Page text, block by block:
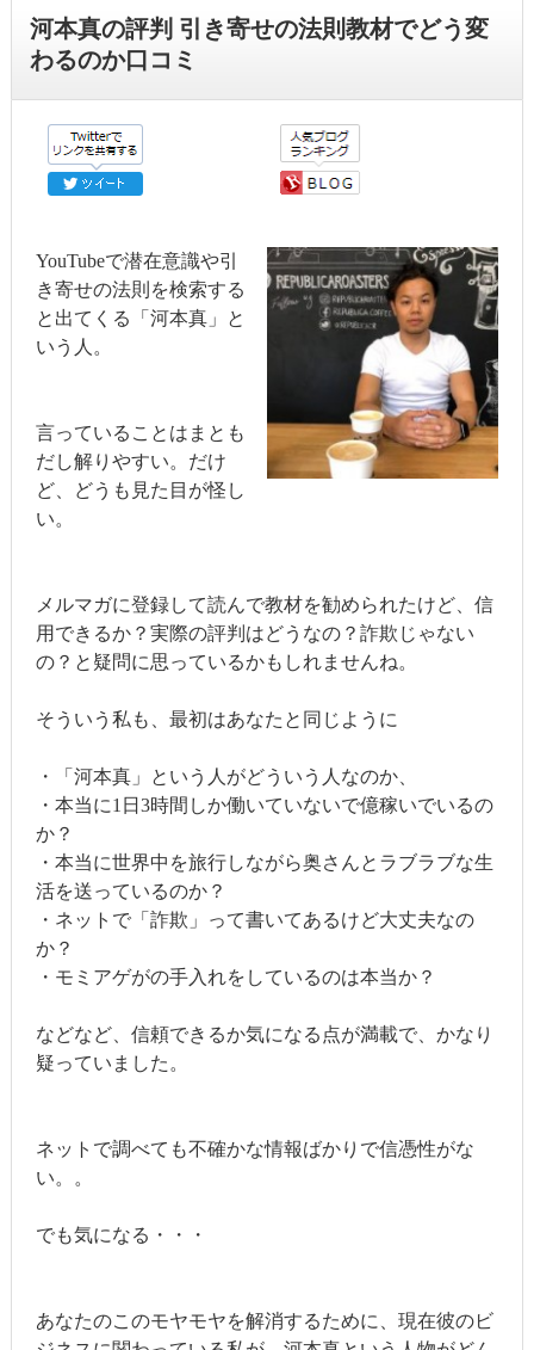
河本真の評判 引き寄せの法則教材でどう変
わるのか口コミ
YouTubeで潜在意識や引
き寄せの法則を検索する
と出てくる「河本真」と
いう人。
言っていることはまとも
だし解りやすい。だけ
ど、どうも見た目が怪し
い。
メルマガに登録して読んで教材を勧められたけど、信
用できるか？実際の評判はどうなの？詐欺じゃない
の？と疑問に思っているかもしれませんね。
そういう私も、最初はあなたと同じように
・「河本真」という人がどういう人なのか、
・本当に1日3時間しか働いていないで億稼いでいるの
か？
・本当に世界中を旅行しながら奥さんとラブラブな生
活を送っているのか？
・ネットで「詐欺」って書いてあるけど大丈夫なの
か？
・モミアゲがの手入れをしているのは本当か？
などなど、信頼できるか気になる点が満載で、かなり
疑っていました。
ネットで調べても不確かな情報ばかりで信憑性がな
い。。
でも気になる・・・
あなたのこのモヤモヤを解消するために、現在彼のビ